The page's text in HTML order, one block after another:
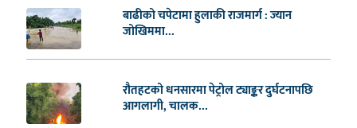
बाढीको चपेटामा हुलाकी राजमार्ग : ज्यान
जोखिममा...
रौतहटको धनसारमा पेट्रोल ट्याङ्कर दुर्घटनापछि
आगलागी, चालक...